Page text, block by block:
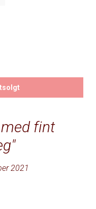
fint
2021